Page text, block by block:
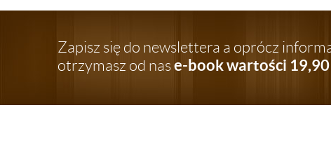
Zapisz się do newslettera a oprócz
otrzymasz od nase-book wartości 19,90